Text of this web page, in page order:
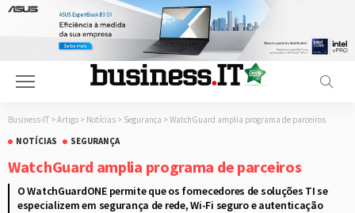
Business-IT > Artigo > Notícias > Segurança > WatchGuard amplia programa de parceiros
NOTÍCIAS
SEGURANÇA
WatchGuard amplia programa de parceiros
O WatchGuardONE permite que os fornecedores de soluções TI se
especializem em segurança de rede, Wi-Fi seguro e autenticação